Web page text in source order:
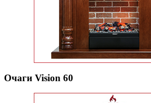
Очаги Vision 60